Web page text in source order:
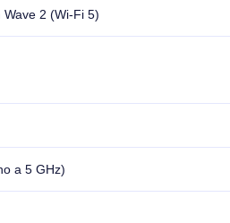
Wave 2 (Wi-Fi 5)
a 5 GHz)